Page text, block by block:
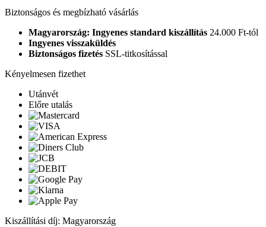
Biztonságos és megbízható vásárlás
Magyarország: Ingyenes standard kiszállítás 24.000 Ft-tól
Ingyenes visszaküldés
Biztonságos fizetés SSL-titkosítással
Kényelmesen fizethet
Utánvét
Előre utalás
Kiszállítási díj: Magyarország